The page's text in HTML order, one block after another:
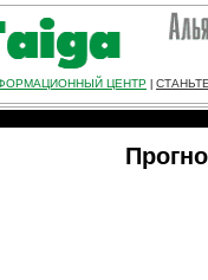
ЦЕНТР